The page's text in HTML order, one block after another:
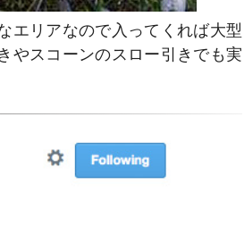
エリアなので入ってくれば大型
やスコーンのスロー引きでも実